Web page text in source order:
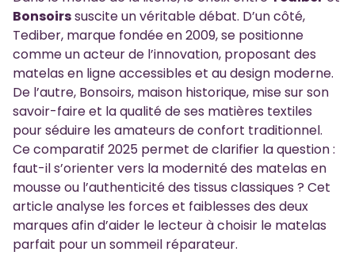
Bonsoirssuscite un véritable débat. D’un côté,
Tediber, marque fondée en 2009, se positionne
comme un acteur de l’innovation, proposant des
matelas en ligne accessibles et au design moderne.
De l’autre, Bonsoirs, maison historique, mise sur son
savoir-faire et la qualité de ses matières textiles
pour séduire les amateurs de confort traditionnel.
Ce comparatif 2025 permet de clarifier la question :
faut-il s’orienter vers la modernité des matelas en
mousse ou l’authenticité des tissus classiques ? Cet
article analyse les forces et faiblesses des deux
marques afin d’aider le lecteur à choisir le matelas
parfait pour un sommeil réparateur.